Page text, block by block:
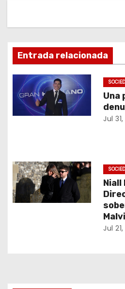
g
a
c
i
n
d
e
Entrada relacionada
Una
Jul
Niall
Jul